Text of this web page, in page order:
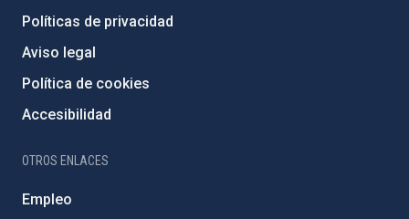
Políticas de privacidad
Aviso legal
Política de cookies
Accesibilidad
OTROS ENLACES
Empleo